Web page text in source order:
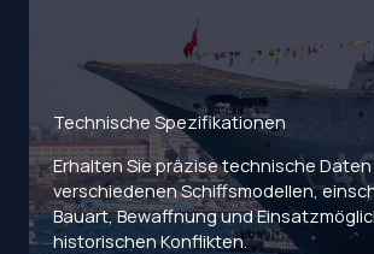
Technische Spezifikationen
Erhalten Sie präzise technische
verschiedenen Schiffsmodellen,
Bauart, Bewaffnung und
historischen Konflikten.